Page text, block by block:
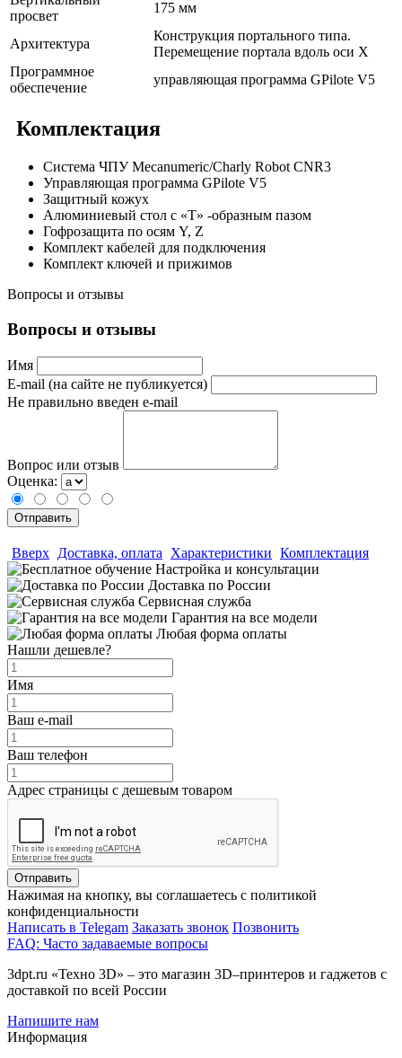
просвет
175 мм
Архитектура
Конструкция портального типа.
Перемещение портала вдоль оси Х
Программное
обеспечение
управляющая программа GPilote V5
Комплектация
Система ЧПУ Mecanumeric/Charly Robot CNR3
Управляющая программа GPilote V5
Защитный кожух
Алюминиевый стол с «Т» -образным пазом
Гофрозащита по осям Y, Z
Комплект кабелей для подключения
Комплект ключей и прижимов
Вопросы и отзывы
Вопросы и отзывы
Имя
E-mail (на сайте не публикуется)
Не правильно введен e-mail
Вопрос или отзыв
Оценка:
Вверх Доставка, оплата Характеристики Комплектация
Настройка и консультации
Доставка по России
Сервисная служба
Гарантия на все модели
Любая форма оплаты
Нашли дешевле?
Имя
Ваш e-mail
Ваш телефон
Адрес страницы с дешевым товаром
Отправить
Нажимая на кнопку, вы соглашаетесь с политикой
конфиденциальности
Написать в Telegam Заказать звонок Позвонить
FAQ: Часто задаваемые вопросы
3dpt.ru «Техно 3D» – это магазин 3D–принтеров и гаджетов с
доставкой по всей России
Напишите нам
Информация